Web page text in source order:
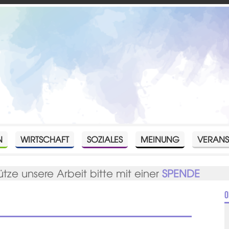
WIRTSCHAFT SOZIALES MEINUNG
unsere Arbeit bitte mit einerSPENDE